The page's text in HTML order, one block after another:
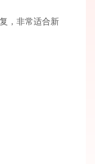
，非常适合新